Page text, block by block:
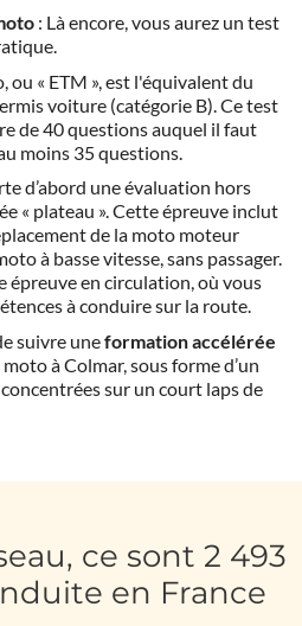
: Là encore, vous aurez un test
ou « ETM », est l'équivalent du
voiture (catégorie B). Ce test
de 40 questions auquel il faut
moins 35 questions.
d’abord une évaluation hors
« plateau ». Cette épreuve inclut
de la moto moteur
à basse vitesse, sans passager.
épreuve en circulation, où vous
à conduire sur la route.
suivre uneformation accélérée
à Colmar, sous forme d’un
sur un court laps de
ce sont 2 493
en France